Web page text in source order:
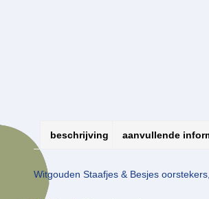
beschrijving aanvullende
Witgouden Staafjes & Besjes